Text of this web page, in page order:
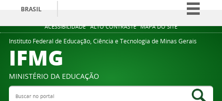
ACESSIBILIDADE ALTO CONTRASTE MAPA DO SITE
BRASIL
Simplifique!
Comunica BR
Legislação
Instituto Federal de Educação, Ciência e Tecnologia de Minas Gerais
IFMG
MINISTÉRIO DA EDUCAÇÃO
Buscar no portal